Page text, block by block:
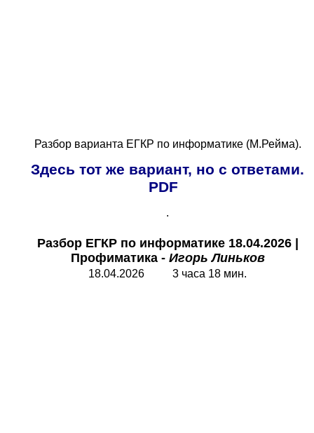
Разбор варианта ЕГКР по информатике (М.Рейма).
Здесь тот же вариант, но с ответами.
PDF
.
Разбор ЕГКР по информатике 18.04.2026
Профиматика- Игорь Линьков
18.04.2026 3 часа 18 мин.